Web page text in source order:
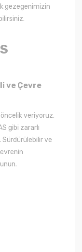
gezegenimizin
ve Çevre
veriyoruz.
gibi zararlı
Sürdürülebilir ve